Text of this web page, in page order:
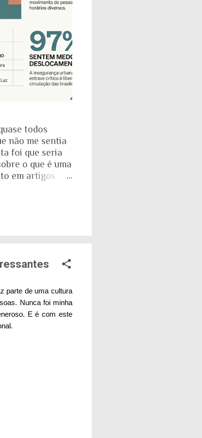
todos
não me sentia
foi que seria
o que é uma
em artigos
das
parte de uma cultura
Nunca foi minha
E é com este